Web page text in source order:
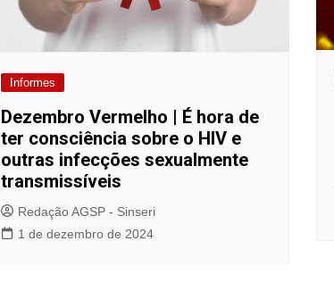
Informes
Dezembro Vermelho | É hora de
ter consciência sobre o HIV e
outras infecções sexualmente
transmissíveis
Redação AGSP - Sinseri
1 de dezembro de 2024